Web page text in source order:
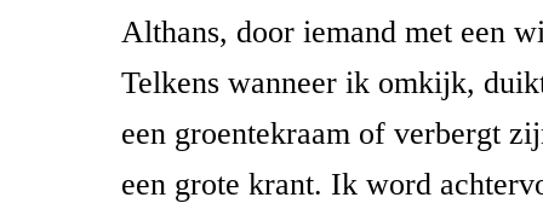
Althans, door iemand met een
Telkens wanneer ik omkijk,
een groentekraam of verbergt
een grote krant. Ik word